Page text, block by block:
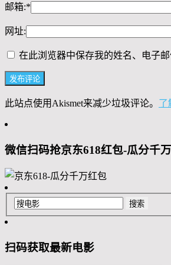
邮箱:*
网址:
在此浏览器中保存我的姓名、电子邮
此站点使用Akismet来减少垃圾评论。 了
微信扫码抢京东618红包-瓜分千
扫码获取最新电影